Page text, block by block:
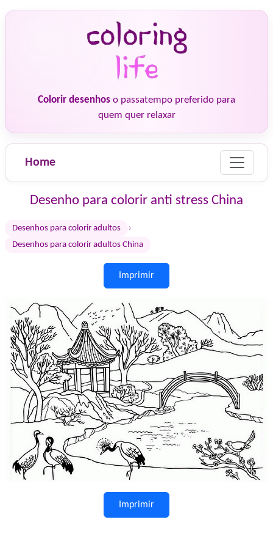
Colorir desenhos o passatempo preferido para
quem quer relaxar
Home
Desenho para colorir anti stress China
Desenhos para colorir adultos ›
Desenhos para colorir adultos China
Imprimir
Imprimir